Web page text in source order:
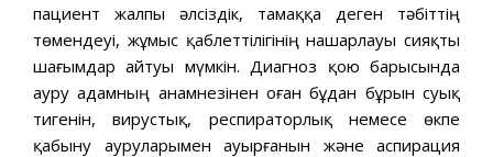
пациент жалпы әлсіздік, тамаққа деген тәбіттің
төмендеуі, жұмыс қаблеттілігінің нашарлауы сияқты
шағымдар айтуы мүмкін. Диагноз қою барысында
ауру адамның анамнезінен оған бұдан бұрын суық
тигенін, вирустық, респираторлық немесе өкпе
қабыну ауруларымен ауырғанын және аспирация